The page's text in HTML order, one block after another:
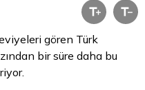
gören Türk
bir süre daha bu